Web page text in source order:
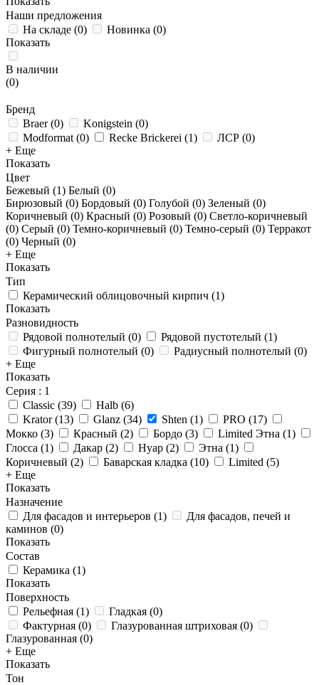
Наши предложения
На складе (0) Новинка (0)
Показать
В наличии
(0)
Бренд
Braer(0) Konigstein (0)
Modformat (0) Recke Brickerei (1) ЛСР (0)
+ Еще
Показать
Цвет
Бежевый (1) Белый (0)
Бирюзовый (0) Бордовый (0) Голубой (0) Зеленый (0)
Коричневый (0) Красный (0) Розовый (0) Светло-коричневый
(0) Серый (0) Темно-коричневый (0) Темно-серый (0) Терракот
(0) Черный (0)
+ Еще
Показать
Тип
Керамический облицовочный кирпич (1)
Показать
Разновидность
Рядовой полнотелый (0) Рядовой пустотелый (1)
Фигурный полнотелый (0) Радиусный полнотелый (0)
+ Еще
Показать
Серия : 1
Classic (39) Halb (6)
Krator(13) Glanz (34) Shten (1) PRO (17)
Мокко (3) Красный (2) Бордо (3) Limited Этна (1)
Глосса (1) Дакар (2) Нуар (2) Этна (1)
Коричневый (2) Баварская кладка (10) Limited (5)
+ Еще
Показать
Назначение
Для фасадов и интерьеров (1)
Для фасадов, печей и
каминов (0)
Показать
Состав
Керамика (1)
Показать
Поверхность
Рельефная (1) Гладкая (0)
Фактурная (0) Глазурованная штриховая (0)
Глазурованная (0)
+ Еще
Показать
Тон